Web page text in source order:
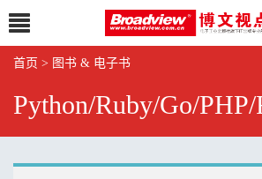
首页 > 图书 & 电子书
Python/Ruby/Go/PHP/